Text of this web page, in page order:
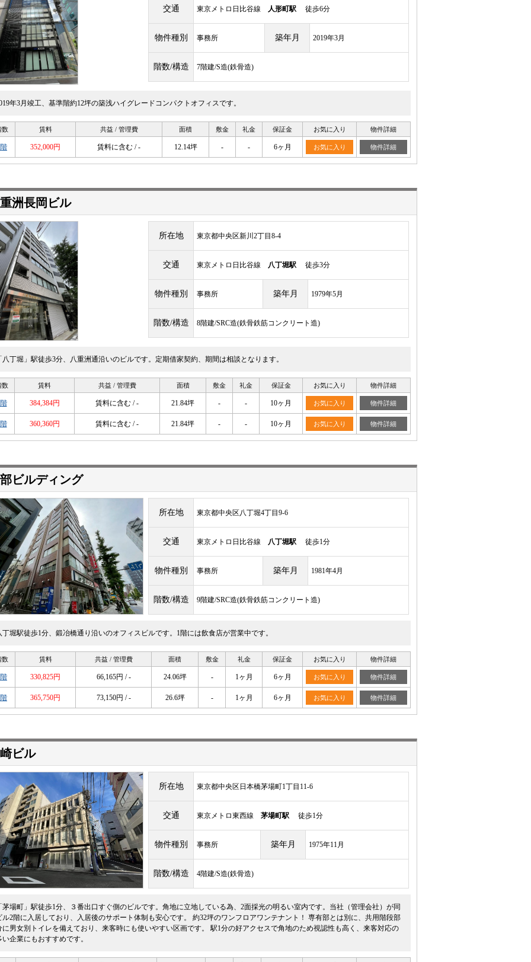
交通 東京メトロ日比谷線 人形町駅 徒歩6分
物件種別 事務所 築年月 2019年3月
階数/構造 7階建/S造(鉄骨造)
年3月竣工、基準階約12坪の築浅ハイグレードコンパクトオフィスです。
数 賃料 共益 / 管理費 面積 敷金 礼金 保証金 お気に入り 物件詳細
352,000円 賃料に含む / - 12.14坪 - - 6ヶ月 お気に入り 物件詳細
洲長岡ビル
所在地 東京都中央区新川2丁目8-4
交通 東京メトロ日比谷線 八丁堀駅 徒歩3分
物件種別 事務所 築年月 1979年5月
階数/構造 8階建/SRC造(鉄骨鉄筋コンクリート造)
八丁堀」駅徒歩3分、八重洲通沿いのビルです。定期借家契約、期間は相談となります。
数 賃料 共益 / 管理費 面積 敷金 礼金 保証金 お気に入り 物件詳細
384,384円 賃料に含む / - 21.84坪 - - 10ヶ月 お気に入り 物件詳細
360,360円 賃料に含む / - 21.84坪 - - 10ヶ月 お気に入り 物件詳細
ビルディング
所在地 東京都中央区八丁堀4丁目9-6
交通 東京メトロ日比谷線 八丁堀駅 徒歩1分
物件種別 事務所 築年月 1981年4月
階数/構造 9階建/SRC造(鉄骨鉄筋コンクリート造)
丁堀駅徒歩1分、鍛冶橋通り沿いのオフィスビルです。1階には飲食店が営業中です。
数 賃料 共益 / 管理費 面積 敷金 礼金 保証金 お気に入り 物件詳細
330,825円 66,165円 / - 24.06坪 - 1ヶ月 6ヶ月 お気に入り 物件詳細
365,750円 73,150円 / - 26.6坪 - 1ヶ月 6ヶ月 お気に入り 物件詳細
ビル
所在地 東京都中央区日本橋茅場町1丁目11-6
交通 東京メトロ東西線 茅場町駅 徒歩1分
物件種別 事務所 築年月 1975年11月
階数/構造 4階建/S造(鉄骨造)
茅場町」駅徒歩1分、３番出口すぐ側のビルです。角地に立地している為、2面採光の明るい室内です。当社（管理会社）が同
ル2階に入居しており、入居後のサポート体制も安心です。 約32坪のワンフロアワンテナント！ 専有部とは別に、共用階段部
に男女別トイレを備えており、来客時にも使いやすい区画です。 駅1分の好アクセスで角地のため視認性も高く、来客対応の
い企業にもおすすめです。